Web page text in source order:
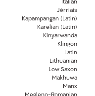
Italian
Jèrriais
Kapampangan (Latin)
Karelian (Latin)
Kinyarwanda
Klingon
Latin
Lithuanian
Low Saxon
Makhuwa
Manx